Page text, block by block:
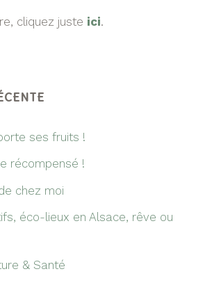
cliquez juste ici.
ses fruits !
récompensé !
chez moi
éco-lieux en Alsace, rêve ou
& Santé